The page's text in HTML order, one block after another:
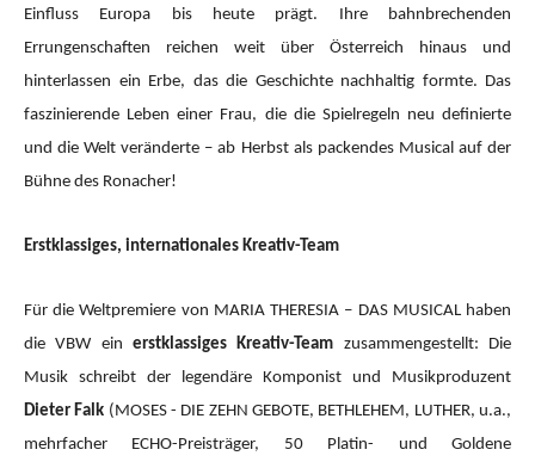
Einfluss Europa bis heute prägt. Ihre bahnbrechenden
Errungenschaften reichen weit über Österreich hinaus und
hinterlassen ein Erbe, das die Geschichte nachhaltig formte. Das
faszinierende Leben einer Frau, die die Spielregeln neu definierte
und die Welt veränderte – ab Herbst als packendes Musical auf der
Bühne des Ronacher!
Erstklassiges, internationales Kreativ-Team
Für die Weltpremiere von MARIA THERESIA – DAS MUSICAL haben
die VBW ein erstklassiges Kreativ-Team zusammengestellt: Die
Musik schreibt der legendäre Komponist und Musikproduzent
Dieter Falk (MOSES - DIE ZEHN GEBOTE, BETHLEHEM, LUTHER, u.a.,
mehrfacher ECHO-Preisträger, 50 Platin- und Goldene